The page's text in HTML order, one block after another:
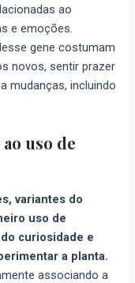
ao
e emoções.
gene costumam
novos, sentir prazer
mudanças, incluindo
uso de
variantes do
uso de
curiosidade e
a planta.
associando a